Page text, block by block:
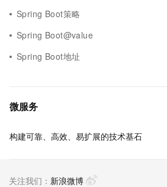
Spring Boot策略
Spring Boot@value
Spring Boot地址
微服务
构建可靠、高效、易扩展的技术基石
关注我们： 新浪微博